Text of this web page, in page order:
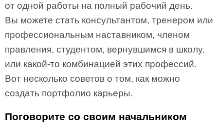
от одной работы на полный рабочий день.
Вы можете стать консультантом, тренером или
профессиональным наставником, членом
правления, студентом, вернувшимся в школу,
или какой-то комбинацией этих профессий.
Вот несколько советов о том, как можно
создать портфолио карьеры.
Поговорите со своим начальником